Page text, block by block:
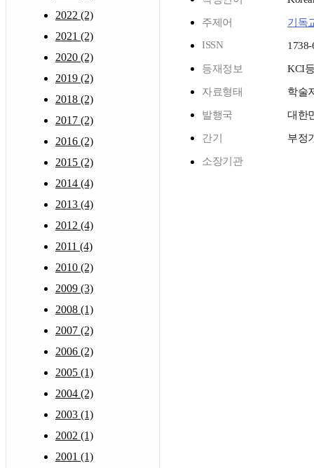
2022 (2)
2021 (2)
2020 (2)
2019 (2)
2018 (2)
2017 (2)
2016 (2)
2015 (2)
2014 (4)
2013 (4)
2012 (4)
2011 (4)
2010 (2)
2009 (3)
2008 (1)
2007 (2)
2006 (2)
2005 (1)
2004 (2)
2003 (1)
2002 (1)
2001 (1)
주제어
기독
ISSN
1738-
등재정보 KCI
자료형태 학술
발행국 대한
간기 부정
소장기관